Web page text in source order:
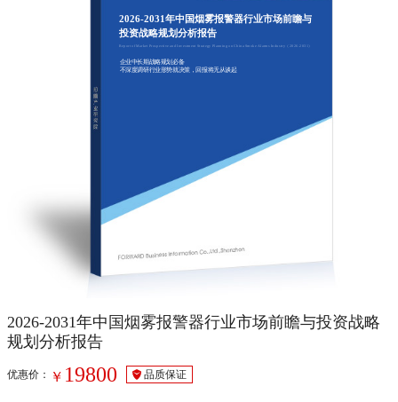
2026-2031年中国烟雾报警器行业市场前瞻与
投资战略规划分析报告
Report of Market Prospective and Investment Strategy Planning on China Smoke Alarms Industry（2026-2031）
企业中长期战略规划必备
不深度调研行业形势就决策，回报将无从谈起
2026-2031年中国烟雾报警器行业市场前瞻与投资战略
规划分析报告
优惠价： ￥ 19800 品质保证